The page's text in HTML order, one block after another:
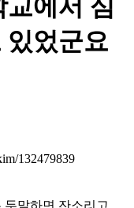
에서 심
있었군요
132479839